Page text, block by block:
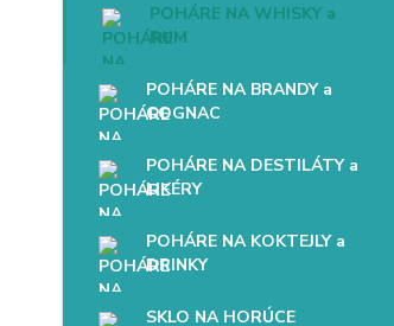
POHÁRE NA WHISKY a
RUM
POHÁRE NA BRANDY a
COGNAC
POHÁRE NA DESTILÁTY a
LIKÉRY
POHÁRE NA KOKTEJLY a
DRINKY
SKLO NA HORÚCE